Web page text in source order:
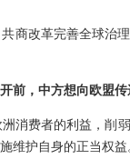
商改革完善全球治
前，中方想向欧盟传
消费者的利益，削
维护自身的正当权益